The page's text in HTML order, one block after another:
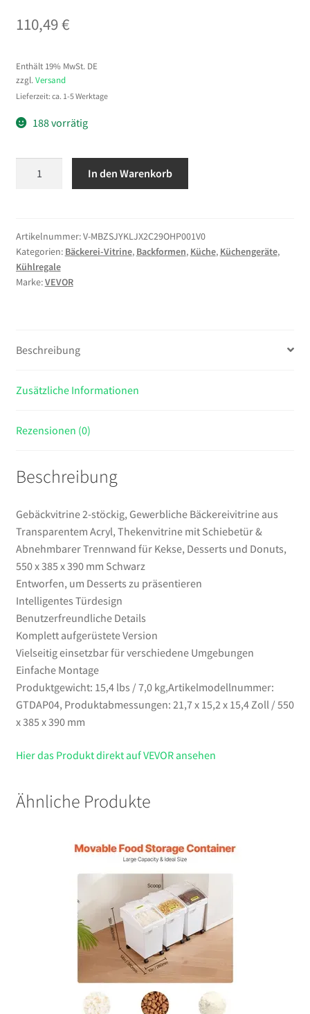
110,49€
Enthält 19% MwSt. DE
zzgl. Versand
Lieferzeit: ca. 1-5 Werktage
188 vorrätig
Gewerbliche
Bäckereivitrine
aus
Transparentem
Schiebetür
Abnehmbarer
für
und
550
x
385
x
390
mm
Schwarz
Menge
In den Warenkorb
Artikelnummer:V-MBZSJYKLJX2C29OHP001V0
Kategorien: Bäckerei-Vitrine, Backformen, Küche, Küchengeräte,
Kühlregale
Marke:VEVOR
Beschreibung
Zusätzliche Informationen
Rezensionen (0)
Beschreibung
Gebäckvitrine 2-stöckig, Gewerbliche Bäckereivitrine aus
Transparentem Acryl, Thekenvitrine mit Schiebetür &
Abnehmbarer Trennwand für Kekse, Desserts und Donuts,
550 x 385 x 390 mm Schwarz
Entworfen, um Desserts zu präsentieren
Intelligentes Türdesign
Benutzerfreundliche Details
Komplett aufgerüstete Version
Vielseitig einsetzbar für verschiedene Umgebungen
Einfache Montage
Produktgewicht: 15,4 lbs / 7,0 kg,Artikelmodellnummer:
GTDAP04, Produktabmessungen: 21,7 x 15,2 x 15,4 Zoll / 550
x 385 x 390 mm
Hier das Produkt direkt auf VEVOR ansehen
Ähnliche Produkte